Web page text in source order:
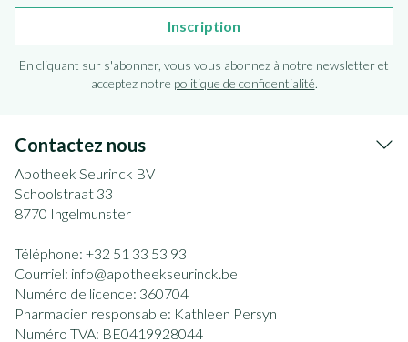
Inscription
En cliquant sur s'abonner, vous vous abonnez à notre newsletter et
acceptez notre politique de confidentialité.
Contactez nous
Apotheek Seurinck BV
Schoolstraat 33
8770 Ingelmunster
Téléphone: +32 51 33 53 93
Courriel: info@apotheekseurinck.be
Numéro de licence: 360704
Pharmacien responsable: Kathleen Persyn
Numéro TVA: BE0419928044